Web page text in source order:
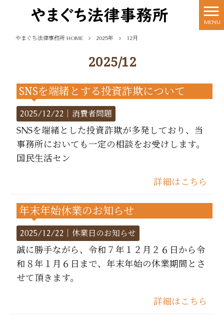
MENU
やまぐち法律事務所 HOME > 2025年 > 12月
2025/12
SNSを端緒とする投資詐欺について
2025/12/22｜ 消費者問題
SNSを端緒とした投資詐欺が多発しており、当
事務所においても一定の相談をお受けします。
国民生活セン
詳細はこちら
年末年始休業のお知らせ
2025/12/22｜休業日のお知らせ
誠に勝手ながら、令和７年１２月２６日から令
和８年１月６日まで、年末年始の休業期間とさ
せて頂きます。
詳細はこちら